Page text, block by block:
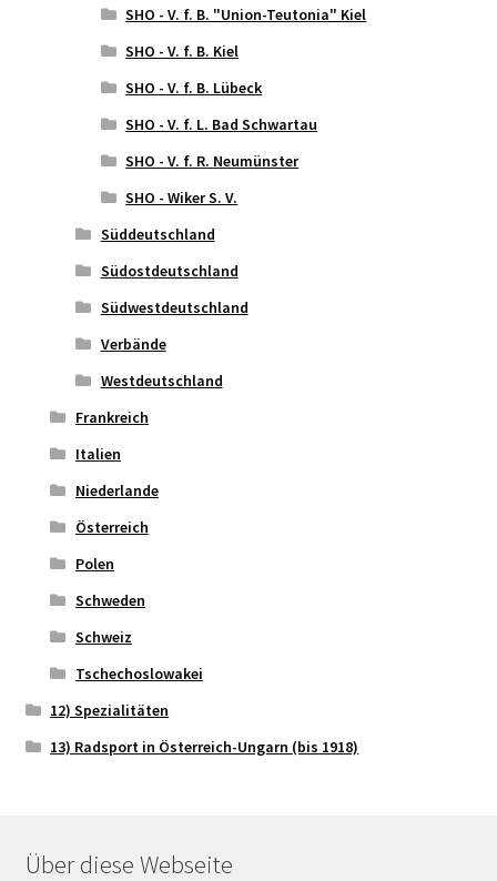
SHO - V. f. B. "Union-Teutonia" Kiel
SHO - V. f. B. Kiel
SHO - V. f. B. Lübeck
SHO - V. f. L. Bad Schwartau
SHO - V. f. R. Neumünster
SHO - Wiker S. V.
Süddeutschland
Südostdeutschland
Südwestdeutschland
Verbände
Westdeutschland
Frankreich
Italien
Niederlande
Österreich
Polen
Schweden
Schweiz
Tschechoslowakei
12) Spezialitäten
13) Radsport in Österreich-Ungarn (bis 1918)
Über diese Webseite